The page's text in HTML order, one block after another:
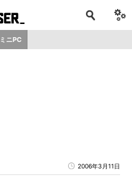
ミニPC
2006年3月11日